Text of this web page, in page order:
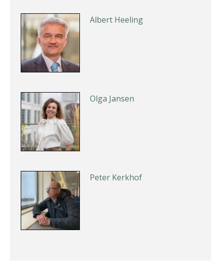
Albert Heeling
Olga Jansen
Peter Kerkhof